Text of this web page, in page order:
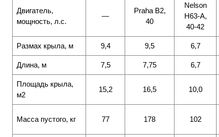
Двигатель,
мощность, л.с.
—
Praha В2,
40
Nelson
Н63-А,
40-42
Размах крыла, м 9,4 9,5 6,7
Длина, м 7,5 7,75 6,7
Площадь крыла,
м2
15,2 16,5 10,0
Масса пустого, кг 77 178 102